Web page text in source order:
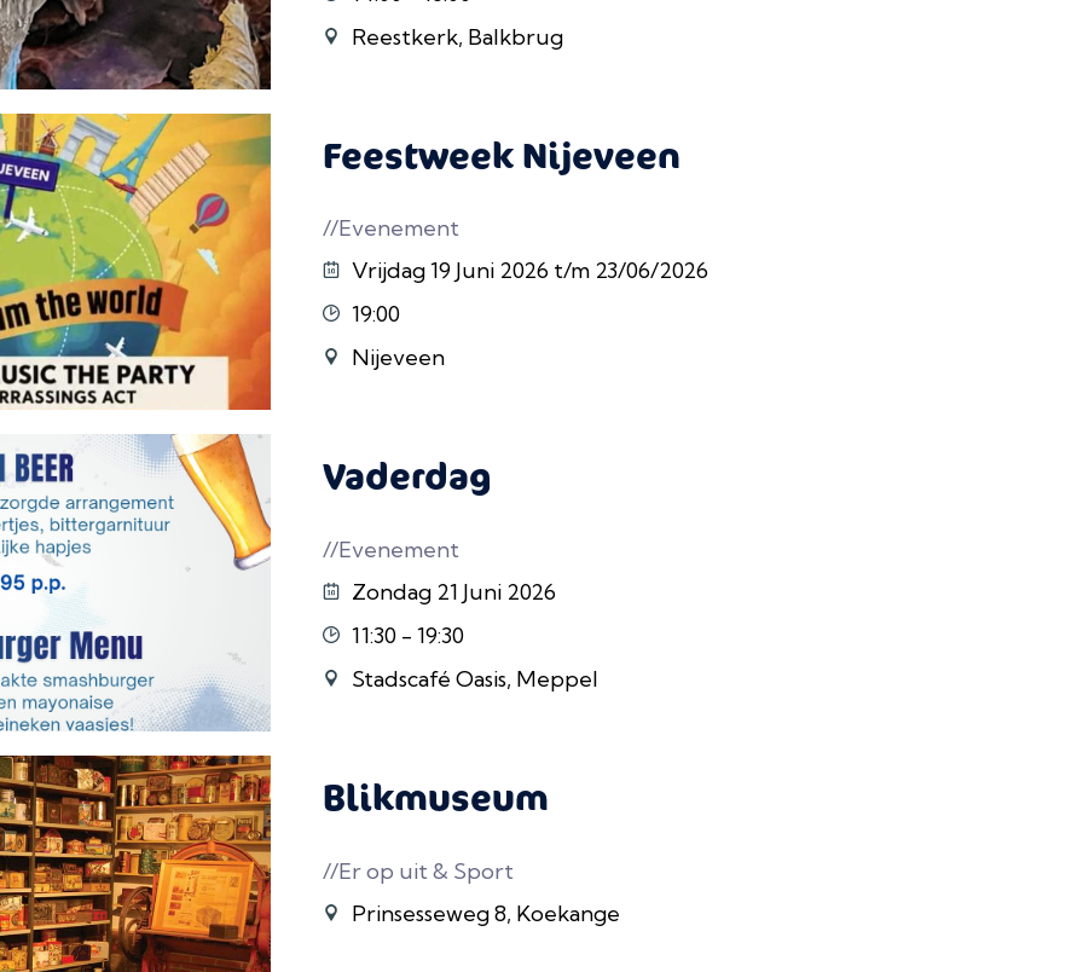
Reestkerk, Balkbrug
Feestweek Nijeveen
//Evenement
Vrijdag 19 Juni 2026 t/m 23/06/2026
19:00
Nijeveen
Vaderdag
//Evenement
Zondag 21 Juni 2026
11:30 - 19:30
Stadscafé Oasis, Meppel
Blikmuseum
//Er op uit & Sport
Prinsesseweg 8, Koekange